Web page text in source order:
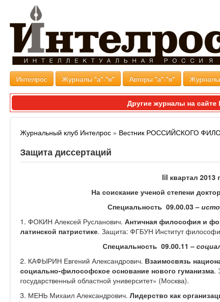
Интелрос Журналы "а"-"я" Авторы "а"-"я"
Другие журналы на
Журнальный клуб Интелрос » Вестник РОССИЙСКОГО
Защита диссертаций
IiI квартал 2013
На соискание ученой степени
Специальность 09.00.03 –
1. ФОКИН Алексей Русланович. Античная философия и
латинской патристике. Защита: ФГБУН Институт
Специальность 09.00.11 –
2. КАФЫРИН Евгений Александрович. Взаимосвязь
социально-философское основание нового гуманизма.
государственный областной университет» (Москва).
3. МЕНЬ Михаил Александрович. Лидерство как